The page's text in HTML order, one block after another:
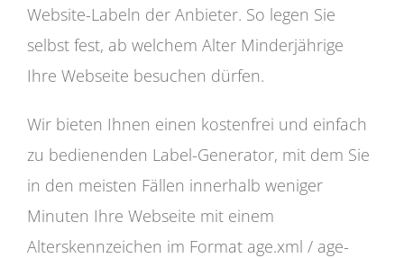
Website-Labeln der Anbieter. So legen Sie
selbst fest, ab welchem Alter Minderjährige
Ihre Webseite besuchen dürfen.
Wir bieten Ihnen einen kostenfrei und einfach
zu bedienenden Label-Generator, mit dem Sie
in den meisten Fällen innerhalb weniger
Minuten Ihre Webseite mit einem
Alterskennzeichen im Format age.xml / age-